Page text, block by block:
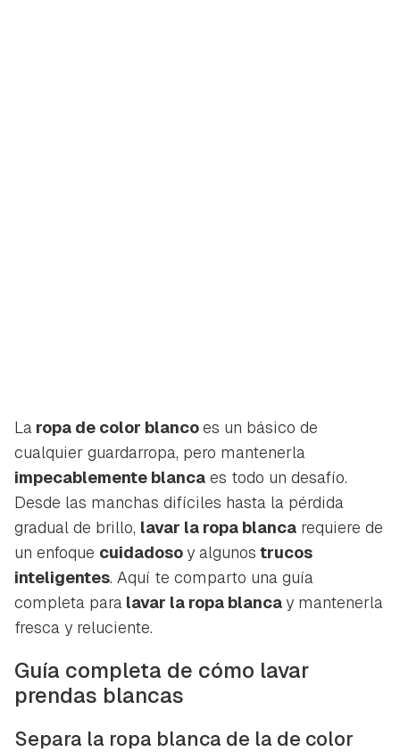
La ropa de color blancoes un básico de
cualquier guardarropa, pero mantenerla
impecablemente blanca es todo un desafío.
Desde las manchas difíciles hasta la pérdida
gradual de brillo, lavar la ropa blanca requiere de
un enfoque cuidadosoy algunos trucos
inteligentes. Aquí te comparto una guía
completa para lavar la ropa blancay mantenerla
fresca y reluciente.
Guía completa de cómo lavar
prendas blancas
Separa la ropa blanca de la de color